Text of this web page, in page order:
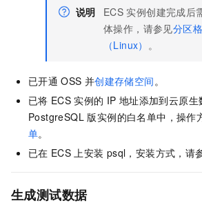
说明 ECS 实例创建完成后
体操作，请参见分区
（Linux） 。
已开通 OSS 并创建存储空间。
已将 ECS 实例的 IP 地址添加到云原生
PostgreSQL 版实例的白名单中，操作
单。
已在 ECS 上安装 psql，安装方式，请
生成测试数据